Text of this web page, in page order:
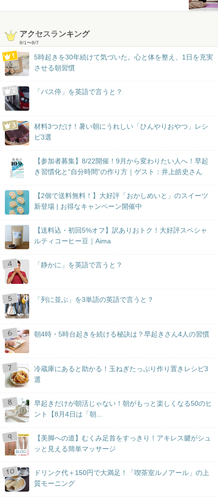
アクセスランキング
8/1〜8/7
5時起きを30年続けて気づいた。心と体を整え、1日を充実
させる朝習慣
「バス停」を英語で言うと？
材料3つだけ！暑い朝にうれしい「ひんやりおやつ」レシ
ピ3選
【参加者募集】8/22開催！9月から変わりたい人へ！早起
き習慣化と“自分時間”の作り方｜ゲスト：井上皓史さん
【2個で送料無料！】大好評「おかしめいと」のスイーツ
新登場 | お得なキャンペーン開催中
【送料込・初回5%オフ】訳ありおトク！大好評スペシャ
ルティコーヒー豆｜Aima
「静かに」を英語で言うと？
「列に並ぶ」を3単語の英語で言うと？
朝4時・5時台起きを続ける秘訣は？早起きさん4人の習慣
冷蔵庫にあると助かる！玉ねぎたっぷり作り置きレシピ3
選
早起きだけが朝活じゃない！朝がもっと楽しくなる50のヒ
ント【8月4日は「朝...
BLOG
【美脚への道】むくみ足首をすっきり！アキレス腱がシュ
ッと見える簡単マッサージ
ドリンク代＋150円で大満足！「喫茶室ルノアール」の上
質モーニング